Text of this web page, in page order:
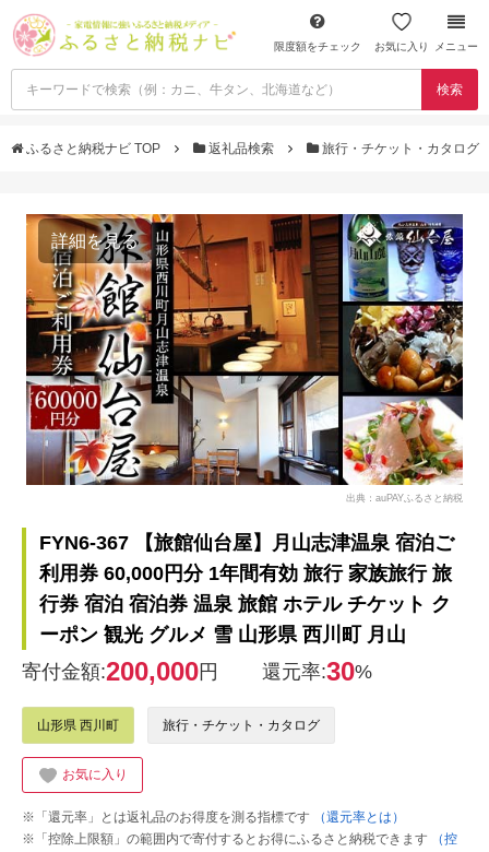
限度額をチェック お気に入り メニュー
検索
ふるさと納税ナビ TOP 返礼品検索 旅行・チケット・カタログ
詳細を見る
出典：auPAYふるさと納税
FYN6-367 【旅館仙台屋】月山志津温泉 宿泊ご
利用券 60,000円分 1年間有効 旅行 家族旅行 旅
行券 宿泊 宿泊券 温泉 旅館 ホテル チケット ク
ーポン 観光 グルメ 雪 山形県 西川町 月山
寄付金額:200,000円 還元率:30%
山形県 西川町 旅行・チケット・カタログ
お気に入り
※「還元率」とは返礼品のお得度を測る指標です
（還元率とは）
※「控除上限額」の範囲内で寄付するとお得にふるさと納税できます
（控